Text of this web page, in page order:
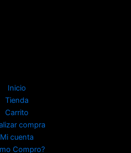
Inicio
Tienda
Carrito
compra
Mi cuenta
Compro?